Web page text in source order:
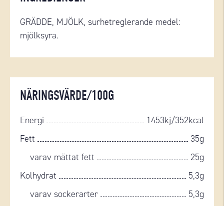
GRÄDDE, MJÖLK, surhetreglerande medel:
mjölksyra.
NÄRINGSVÄRDE/100G
Energi
1453kj/352kcal
Fett
35g
varav mättat fett
25g
Kolhydrat
5,3g
varav sockerarter
5,3g